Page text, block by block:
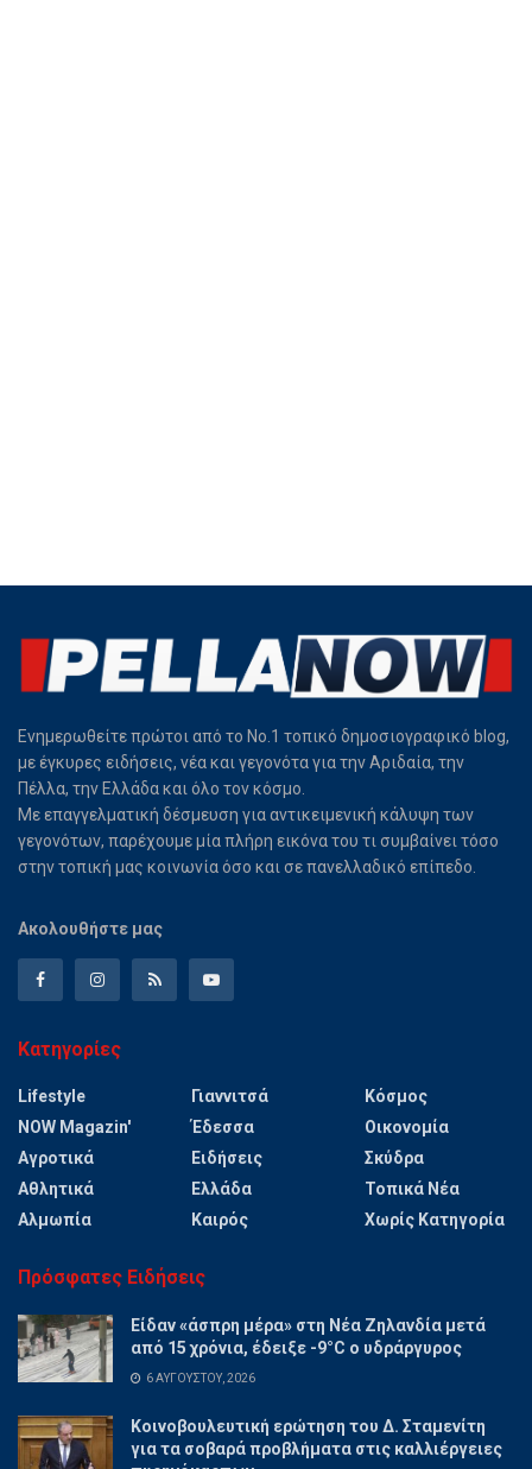
Ενημερωθείτε πρώτοι από το Νο.1 τοπικό δημοσιογραφικό blog,
με έγκυρες ειδήσεις, νέα και γεγονότα για την Αριδαία, την
Πέλλα, την Ελλάδα και όλο τον κόσμο.
Με επαγγελματική δέσμευση για αντικειμενική κάλυψη των
γεγονότων, παρέχουμε μία πλήρη εικόνα του τι συμβαίνει τόσο
στην τοπική μας κοινωνία όσο και σε πανελλαδικό επίπεδο.
Ακολουθήστε μας
Κατηγορίες
Lifestyle
NOW Magazin'
Αγροτικά
Αθλητικά
Αλμωπία
Γιαννιτσά
Έδεσσα
Ειδήσεις
Ελλάδα
Καιρός
Κόσμος
Οικονομία
Σκύδρα
Τοπικά Νέα
Χωρίς Κατηγορία
Πρόσφατες Ειδήσεις
Είδαν «άσπρη μέρα» στη Νέα Ζηλανδία μετά
από 15 χρόνια, έδειξε -9°C ο υδράργυρος
6 ΑΥΓΟΎΣΤΟΥ, 2026
Κοινοβουλευτική ερώτηση του Δ. Σταμενίτη
για τα σοβαρά προβλήματα στις καλλιέργειες